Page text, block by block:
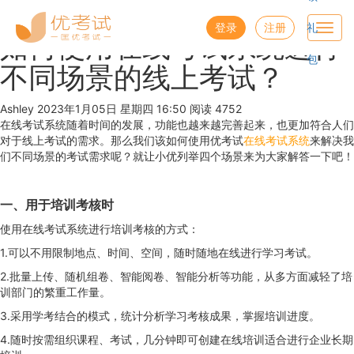
登录 注册 礼
包
如何使用在线考试系统进行
不同场景的线上考试？
Ashley 2023年1月05日 星期四 16:50 阅读 4752
在线考试系统随着时间的发展，功能也越来越完善起来，也更加符合人们
对于线上考试的需求。那么我们该如何使用优考试在线考试系统来解决我
们不同场景的考试需求呢？就让小优列举四个场景来为大家解答一下吧！
一、用于培训考核时
使用在线考试系统进行培训考核的方式：
1.可以不用限制地点、时间、空间，随时随地在线进行学习考试。
2.批量上传、随机组卷、智能阅卷、智能分析等功能，从多方面减轻了培
训部门的繁重工作量。
3.采用学考结合的模式，统计分析学习考核成果，掌握培训进度。
4.随时按需组织课程、考试，几分钟即可创建在线培训适合进行企业长期